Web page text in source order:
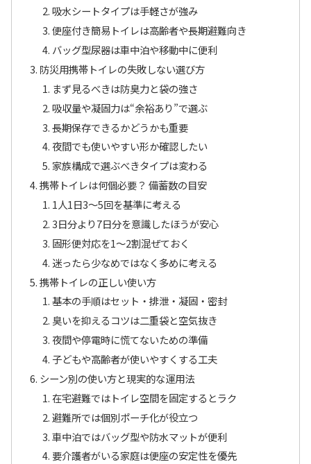
吸水シートタイプは手軽さが強み
便座付き簡易トイレは高齢者や長期避難向き
バッグ型尿器は車中泊や移動中に便利
防災用携帯トイレの失敗しない選び方
まず見るべきは防臭力と袋の強さ
吸収量や凝固力は“余裕あり”で選ぶ
長期保存できるかどうかも重要
夜間でも使いやすい形か確認したい
家族構成で選ぶべきタイプは変わる
携帯トイレは何個必要？ 備蓄数の目安
1人1日3〜5回を基準に考える
3日分より7日分を意識したほうが安心
固形便対応を1〜2割混ぜておく
迷ったら少なめではなく多めに考える
携帯トイレの正しい使い方
基本の手順はセット・排泄・凝固・密封
臭いを抑えるコツは二重袋と空気抜き
夜間や停電時に慌てないための準備
子どもや高齢者が使いやすくする工夫
シーン別の使い方と現実的な運用法
在宅避難ではトイレ空間を固定するとラク
避難所では個別ポーチ化が役立つ
車中泊ではバッグ型や防水マットが便利
要介護者がいる家庭は便座の安定性を優先